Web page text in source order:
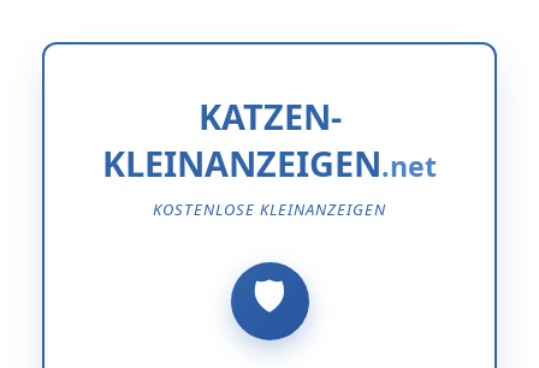
KATZEN-
KLEINANZEIGEN
KOSTENLOSE KLEINANZEIGEN